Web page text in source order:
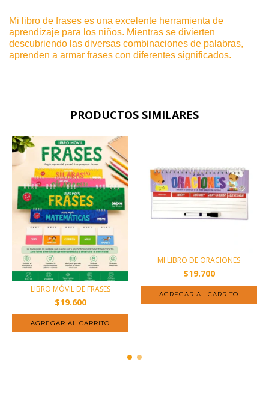
Mi libro de frases es una excelente herramienta de
aprendizaje para los niños. Mientras se divierten
descubriendo las diversas combinaciones de palabras,
aprenden a armar frases con diferentes significados.
PRODUCTOS SIMILARES
LIBRO MÓVIL DE FRASES
$19.600
MI LIBRO DE ORACIONES
$19.700